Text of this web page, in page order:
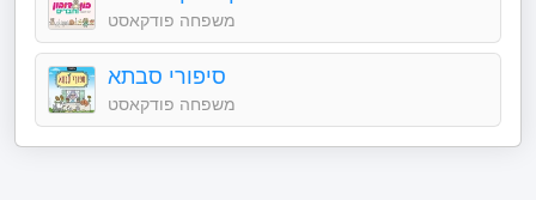
משפחה פודקאסט
סיפורי סבתא
משפחה פודקאסט